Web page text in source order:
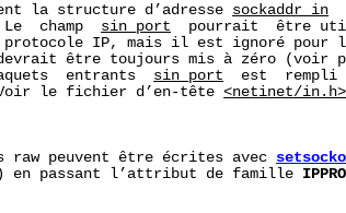
la structure d’adresse
sockaddr_in
champ sin_port
pourrait  être
IP, mais il est ignoré pour
être toujours mis à zéro (voir
entrants
sin_port
est  rempli
le fichier d’en-tête
<netinet/in.h>
raw peuvent être écrites avec
en passant l’attribut de famille